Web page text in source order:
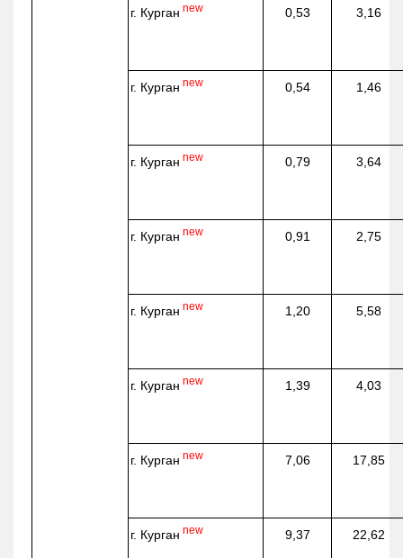
г. Курган new 0,53 3,16
г. Курган new 0,54 1,46
г. Курган new 0,79 3,64
г. Курган new 0,91 2,75
г. Курган new 1,20 5,58
г. Курган new 1,39 4,03
г. Курган new 7,06 17,85
г. Курган new 9,37 22,62